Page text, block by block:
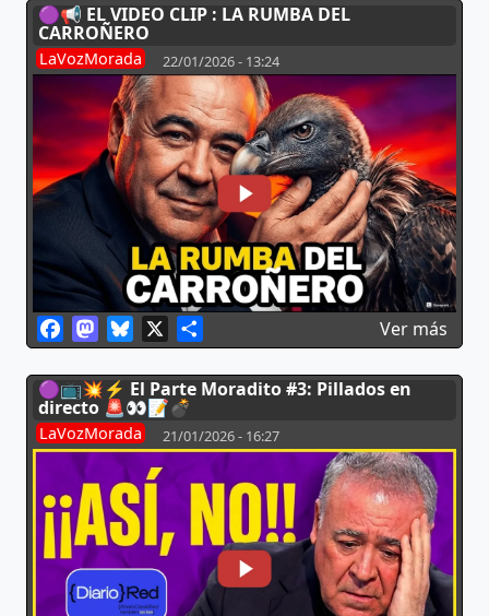
🟣📢 EL VIDEO CLIP : LA RUMBA DEL
CARROÑERO
LaVozMorada 22/01/2026 - 13:24
Ver más
FacebookMastodon
Bluesky
🟣📺💥⚡ El Parte Moradito #3: Pillados en
directo 🚨👀📝💣
LaVozMorada 21/01/2026 - 16:27